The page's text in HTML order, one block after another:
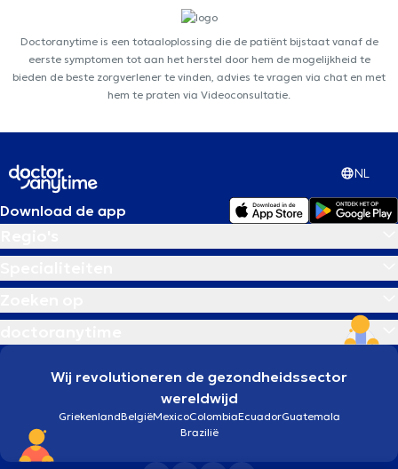
Doctoranytime is een totaaloplossing die de patiënt bijstaat vanaf de
eerste symptomen tot aan het herstel door hem de mogelijkheid te
bieden de beste zorgverlener te vinden, advies te vragen via chat en met
hem te praten via Videoconsultatie.
NL
Download de app
Wij revolutioneren de gezondheidssector
wereldwijd
GriekenlandBelgiëMexicoColombiaEcuadorGuatemala
Brazilië